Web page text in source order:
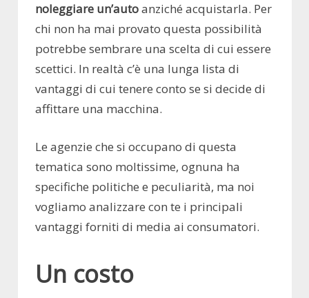
noleggiare un’autoanziché acquistarla. Per
chi non ha mai provato questa possibilità
potrebbe sembrare una scelta di cui essere
scettici. In realtà c’è una lunga lista di
vantaggi di cui tenere conto se si decide di
affittare una macchina.
Le agenzie che si occupano di questa
tematica sono moltissime, ognuna ha
specifiche politiche e peculiarità, ma noi
vogliamo analizzare con te i principali
vantaggi forniti di media ai consumatori.
Un costo